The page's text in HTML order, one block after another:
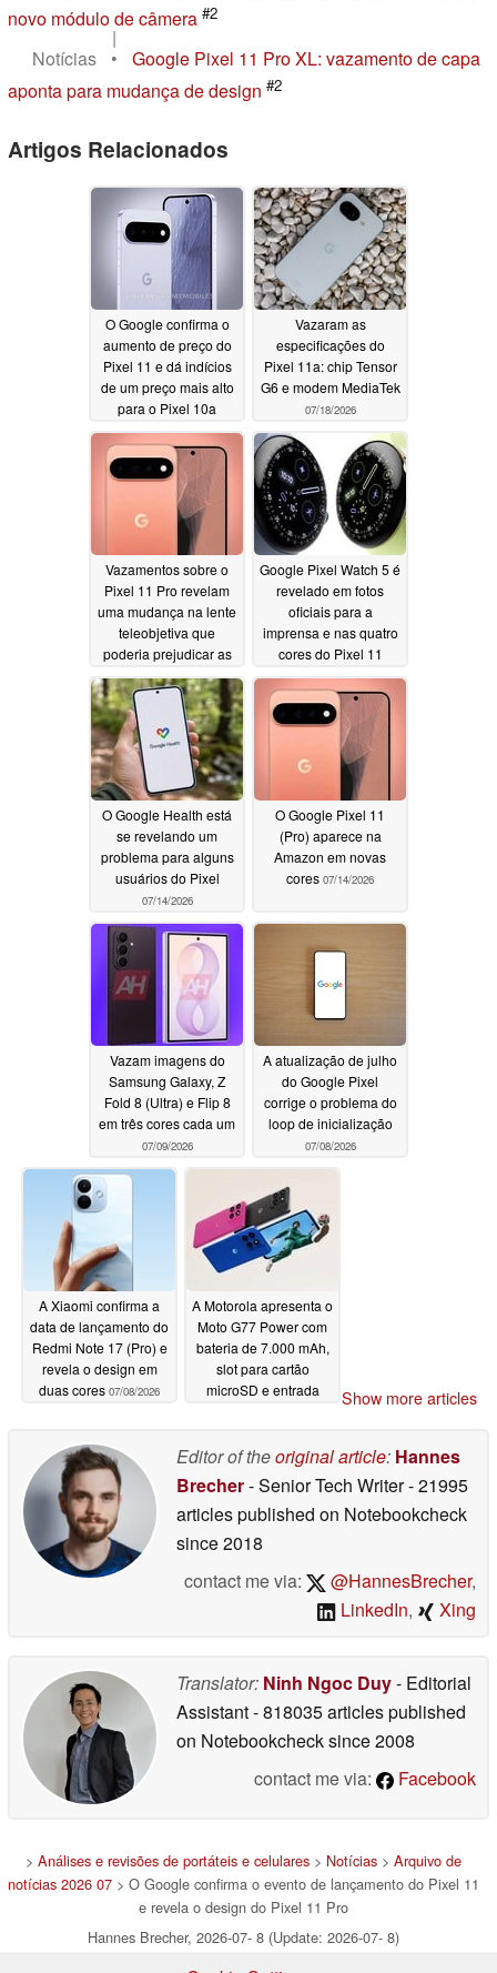
novo módulo de câmera #2
|
Notícias
•
Google Pixel 11 Pro XL: vazamento de capa
aponta para mudança de design #2
Artigos Relacionados
O Google confirma o
aumento de preço do
Pixel 11 e dá indícios
de um preço mais alto
para o Pixel 10a
07/25/2026
Vazaram as
especificações do
Pixel 11a: chip Tensor
G6 e modem MediaTek
07/18/2026
Vazamentos sobre o
Pixel 11 Pro revelam
uma mudança na lente
teleobjetiva que
poderia prejudicar as
fotos em modo
telemacro 07/15/2026
Google Pixel Watch 5 é
revelado em fotos
oficiais para a
imprensa e nas quatro
cores do Pixel 11
07/14/2026
O Google Health está
se revelando um
problema para alguns
usuários do Pixel
07/14/2026
O Google Pixel 11
(Pro) aparece na
Amazon em novas
cores 07/14/2026
Vazam imagens do
Samsung Galaxy, Z
Fold 8 (Ultra) e Flip 8
em três cores cada um
07/09/2026
A atualização de julho
do Google Pixel
corrige o problema do
loop de inicialização
07/08/2026
A Xiaomi confirma a
data de lançamento do
Redmi Note 17 (Pro) e
revela o design em
duas cores 07/08/2026
A Motorola apresenta o
Moto G77 Power com
bateria de 7.000 mAh,
slot para cartão
microSD e entrada
Show more articles
Editor of theoriginal article: Hannes
Brecher- Senior Tech Writer- 21995
articles published on Notebookcheck
since 2018
contact me via:
@HannesBrecher,
LinkedIn, Xing
Translator: Ninh Ngoc Duy- Editorial
Assistant- 818035 articles published
on Notebookchecksince 2008
contact me via:
Facebook
> Análises e revisões de portáteis e celulares> Notícias> Arquivo de
notícias 2026 07> O Google confirma o evento de lançamento do Pixel 11
e revela o design do Pixel 11 Pro
Hannes Brecher, 2026-07- 8 (Update: 2026-07- 8)